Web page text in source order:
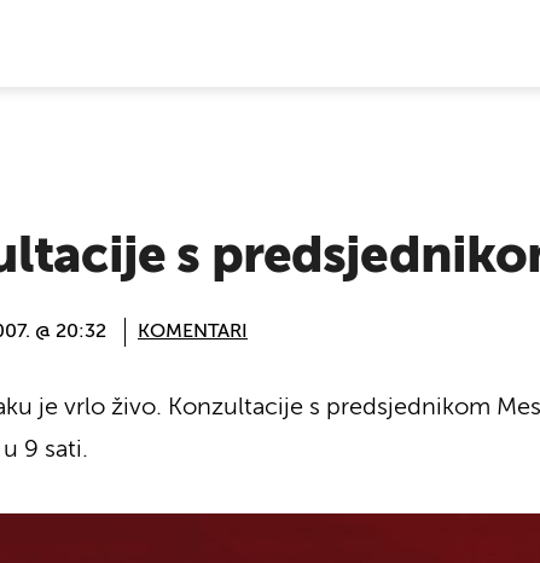
s
@ 20:32 KOMENTARI
je vrlo živo. Konzultacije s predsjednikom
9 sati.